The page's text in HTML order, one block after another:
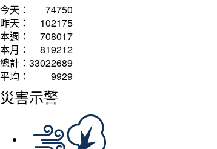
今天：
74750
昨天：
102175
本週：
708017
本月：
819212
總計： 33022689
平均：
9929
災害示警